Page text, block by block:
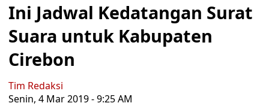
Ini Jadwal Kedatangan Surat
Suara untuk Kabupaten
Cirebon
Tim Redaksi
Senin, 4 Mar 2019 - 9:25 AM